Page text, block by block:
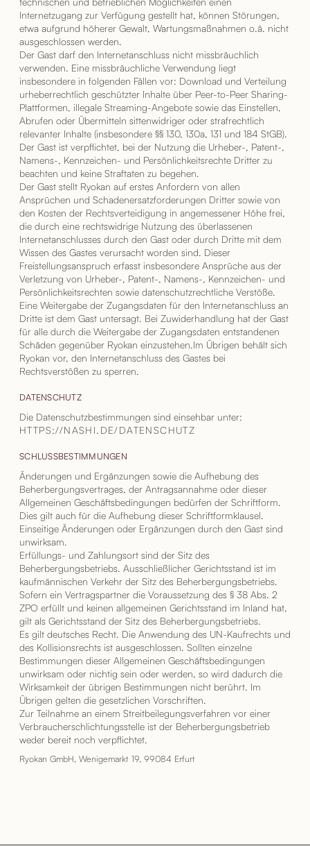
Internetzugang zur Verfügung gestellt hat, können Störungen,
etwa aufgrund höherer Gewalt, Wartungsmaßnahmen o.ä. nicht
ausgeschlossen werden.
Der Gast darf den Internetanschluss nicht missbräuchlich
verwenden. Eine missbräuchliche Verwendung liegt
insbesondere in folgenden Fällen vor: Download und Verteilung
urheberrechtlich geschützter Inhalte über Peer-to-Peer Sharing-
Plattformen, illegale Streaming-Angebote sowie das Einstellen,
Abrufen oder Übermitteln sittenwidriger oder strafrechtlich
relevanter Inhalte (insbesondere §§ 130, 130a, 131 und 184 StGB).
Der Gast ist verpflichtet, bei der Nutzung die Urheber-, Patent-,
Namens-, Kennzeichen- und Persönlichkeitsrechte Dritter zu
beachten und keine Straftaten zu begehen.
Der Gast stellt Ryokan auf erstes Anfordern von allen
Ansprüchen und Schadenersatzforderungen Dritter sowie von
den Kosten der Rechtsverteidigung in angemessener Höhe frei,
die durch eine rechtswidrige Nutzung des überlassenen
Internetanschlusses durch den Gast oder durch Dritte mit dem
Wissen des Gastes verursacht worden sind. Dieser
Freistellungsanspruch erfasst insbesondere Ansprüche aus der
Verletzung von Urheber-, Patent-, Namens-, Kennzeichen- und
Persönlichkeitsrechten sowie datenschutzrechtliche Verstöße.
Eine Weitergabe der Zugangsdaten für den Internetanschluss an
Dritte ist dem Gast untersagt. Bei Zuwiderhandlung hat der Gast
für alle durch die Weitergabe der Zugangsdaten entstandenen
Schäden gegenüber Ryokan einzustehen.Im Übrigen behält sich
Ryokan vor, den Internetanschluss des Gastes bei
Rechtsverstößen zu sperren.
DATENSCHUTZ
Die Datenschutzbestimmungen sind einsehbar unter:
HTTPS://NASHI.DE/DATENSCHUTZ
SCHLUSSBESTIMMUNGEN
Änderungen und Ergänzungen sowie die Aufhebung des
Beherbergungsvertrages, der Antragsannahme oder dieser
Allgemeinen Geschäftsbedingungen bedürfen der Schriftform.
Dies gilt auch für die Aufhebung dieser Schriftformklausel.
Einseitige Änderungen oder Ergänzungen durch den Gast sind
unwirksam.
Erfüllungs- und Zahlungsort sind der Sitz des
Beherbergungsbetriebs. Ausschließlicher Gerichtsstand ist im
kaufmännischen Verkehr der Sitz des Beherbergungsbetriebs.
Sofern ein Vertragspartner die Voraussetzung des § 38 Abs. 2
ZPO erfüllt und keinen allgemeinen Gerichtsstand im Inland hat,
gilt als Gerichtsstand der Sitz des Beherbergungsbetriebs.
Es gilt deutsches Recht. Die Anwendung des UN-Kaufrechts und
des Kollisionsrechts ist ausgeschlossen. Sollten einzelne
Bestimmungen dieser Allgemeinen Geschäftsbedingungen
unwirksam oder nichtig sein oder werden, so wird dadurch die
Wirksamkeit der übrigen Bestimmungen nicht berührt. Im
Übrigen gelten die gesetzlichen Vorschriften.
Zur Teilnahme an einem Streitbeilegungsverfahren vor einer
Verbraucherschlichtungsstelle ist der Beherbergungsbetrieb
weder bereit noch verpflichtet.
Ryokan GmbH, Wenigemarkt 19, 99084 Erfurt